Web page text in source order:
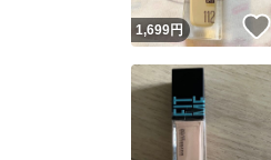
1,699円